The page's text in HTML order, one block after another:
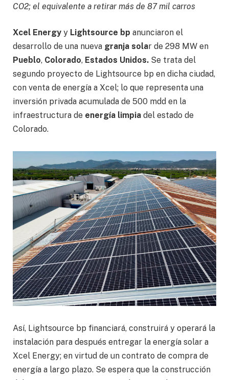
CO2; el equivalente a retirar más de 87 mil carros
Xcel Energy y Lightsource bp anunciaron el
desarrollo de una nueva granja solar de 298 MW en
Pueblo, Colorado, Estados Unidos. Se trata del
segundo proyecto de Lightsource bp en dicha ciudad,
con venta de energía a Xcel; lo que representa una
inversión privada acumulada de 500 mdd en la
infraestructura de energía limpia del estado de
Colorado.
Así, Lightsource bp financiará, construirá y operará la
instalación para después entregar la energía solar a
Xcel Energy; en virtud de un contrato de compra de
energía a largo plazo. Se espera que la construcción